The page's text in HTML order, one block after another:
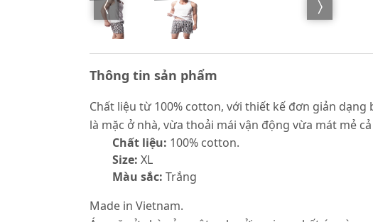
Thông tin sản phẩm
Chất liệu từ 100% cotton, với thiết kế đơn giản
là mặc ở nhà, vừa thoải mái vận động vừa mát mẻ cả
Chất liệu: 100% cotton.
Size: XL
Màu sắc: Trắng
Made in Vietnam.